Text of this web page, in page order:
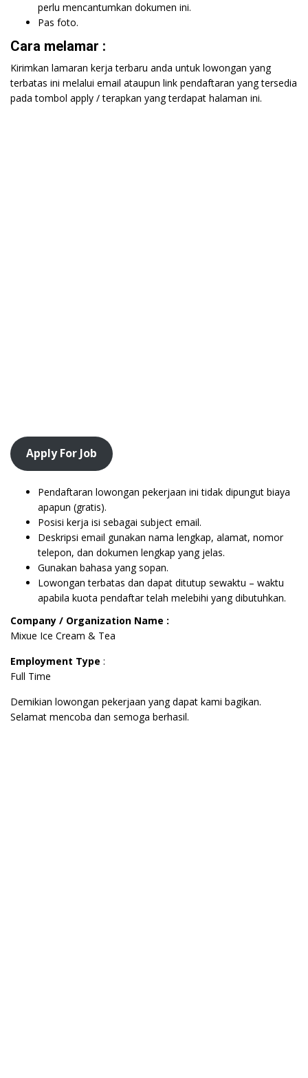
perlu mencantumkan dokumen ini.
Pas foto.
Cara melamar :
Kirimkan lamaran kerja terbaru anda untuk lowongan yang
terbatas ini melalui email ataupun link pendaftaran yang tersedia
pada tombol apply / terapkan yang terdapat halaman ini.
Apply For Job
Pendaftaran lowongan pekerjaan ini tidak dipungut biaya
apapun (gratis).
Posisi kerja isi sebagai subject email.
Deskripsi email gunakan nama lengkap, alamat, nomor
telepon, dan dokumen lengkap yang jelas.
Gunakan bahasa yang sopan.
Lowongan terbatas dan dapat ditutup sewaktu – waktu
apabila kuota pendaftar telah melebihi yang dibutuhkan.
Company / Organization Name :
Mixue Ice Cream & Tea
Employment Type :
Full Time
Demikian lowongan pekerjaan yang dapat kami bagikan.
Selamat mencoba dan semoga berhasil.